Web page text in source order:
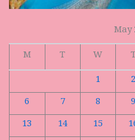
May
M
T W
1
2
6
7 8 9
13
14 15